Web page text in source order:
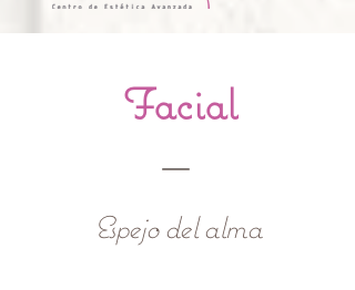
Facial
Espejo del alma